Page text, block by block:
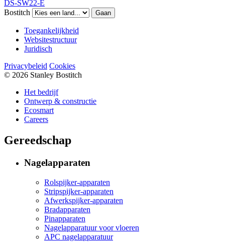
DS-SW22-E
Bostitch
Gaan
Toegankelijkheid
Websitestructuur
Juridisch
Privacybeleid Cookies
© 2026 Stanley Bostitch
Het bedrijf
Ontwerp & constructie
Ecosmart
Careers
Gereedschap
Nagelapparaten
Rolspijker-apparaten
Stripspijker-apparaten
Afwerkspijker-apparaten
Bradapparaten
Pinapparaten
Nagelapparatuur voor vloeren
APC nagelapparatuur